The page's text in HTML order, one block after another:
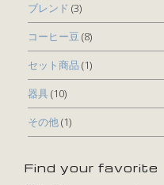
ブレンド (3)
コーヒー豆 (8)
セット商品 (1)
器具(10)
その他(1)
Find your favorite